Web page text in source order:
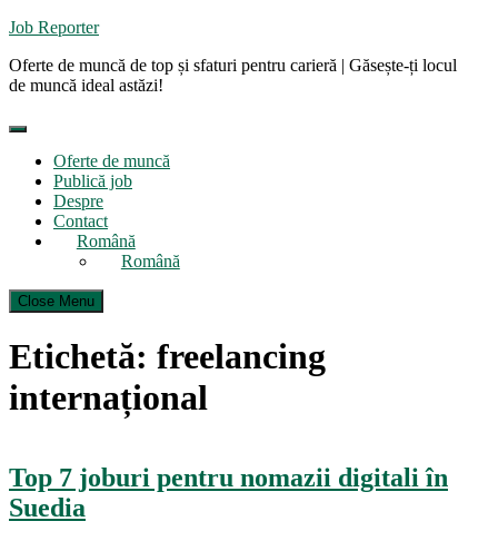
Skip
content
Job Reporter
Oferte de muncă de top și sfaturi pentru carieră | Găsește-ți locul
de muncă ideal astăzi!
Oferte de muncă
Publică job
Despre
Contact
Română
Română
Close Menu
Etichetă: freelancing
internațional
Top 7 joburi pentru nomazii digitali în
Suedia